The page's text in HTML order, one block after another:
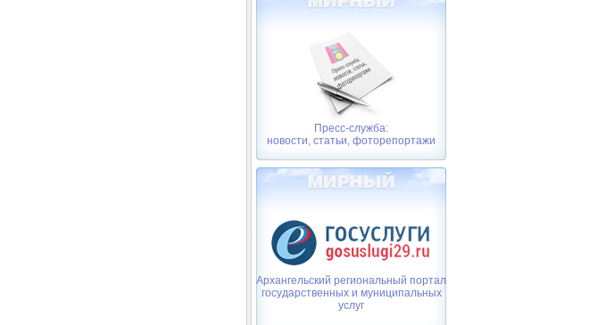
Пресс-служба:
новости, статьи, фоторепортажи
Архангельский региональный портал
государственных и муниципальных
услуг